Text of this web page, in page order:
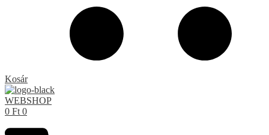
Kosár
WEBSHOP
0 Ft 0